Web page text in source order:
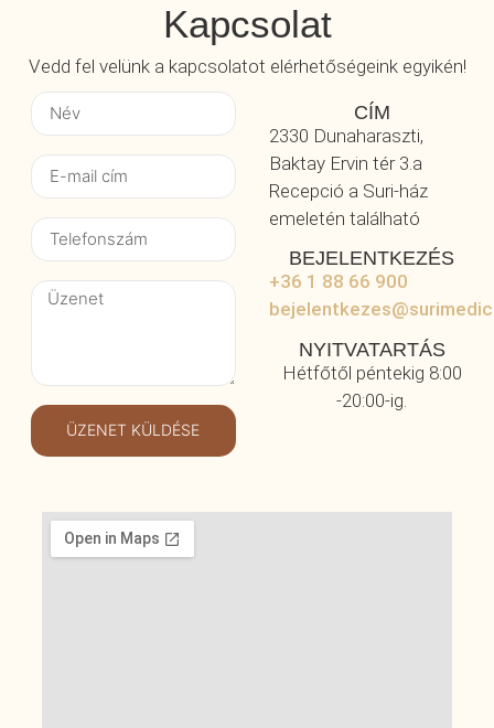
Kapcsolat
Vedd fel velünk a kapcsolatot elérhetőségeink egyikén!
ÜZENET KÜLDÉSE
CÍM
2330 Dunaharaszti,
Baktay Ervin tér 3.a
Recepció a Suri-ház
emeletén található
BEJELENTKEZÉS
+36 1 88 66 900
NYITVATARTÁS
Hétfőtől péntekig 8:00
-20:00-ig.